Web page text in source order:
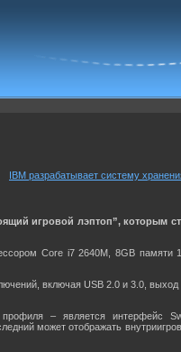
IBM разрабатывает систему
игровой лэптоп”, которым
Core i7 2640M, 8GB памяти
включая USB 2.0 и 3.0,
– является интерфейс
может отображать